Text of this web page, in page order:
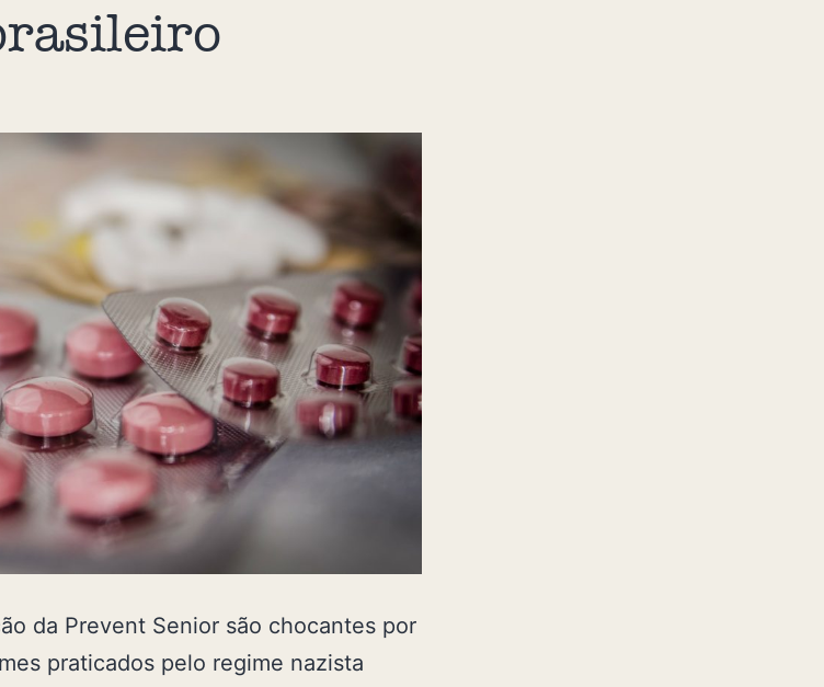
da Prevent Senior são chocantes por
praticados pelo regime nazista